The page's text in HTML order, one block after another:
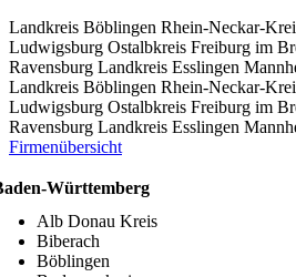
Landkreis Böblingen Rhein-Neckar-
Ludwigsburg Ostalbkreis Freiburg im
Ravensburg Landkreis Esslingen
Landkreis Böblingen Rhein-Neckar-
Ludwigsburg Ostalbkreis Freiburg im
Ravensburg Landkreis Esslingen
Firmenübersicht
Württemberg
Alb Donau Kreis
Biberach
Böblingen